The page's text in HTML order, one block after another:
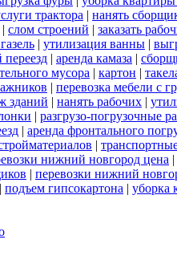
трактора | нанять
| слом строений | заказать
| утилизация ванны |
| аренда камаза |
мусора | картон |
| перевозка мебели с
зданий | нанять рабочих |
| разгрузо-погрузочные
| аренда фронтального
|
нижний новгород цена |
| перевозки нижний
| подъем гипсокартона | уборка